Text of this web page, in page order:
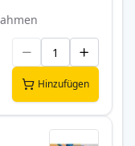
Hinzufügen